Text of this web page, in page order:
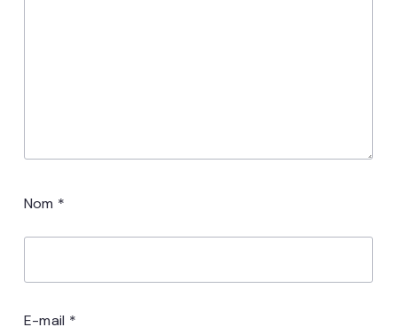
Nom *
E-mail *